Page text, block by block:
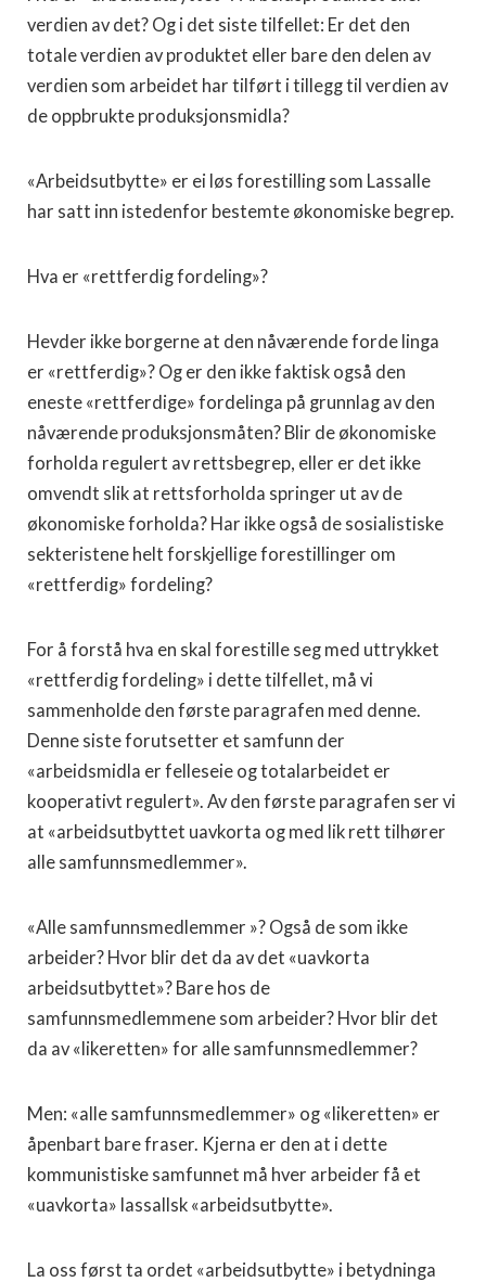
verdien av det? Og i det siste tilfellet: Er det den
totale verdien av produktet eller bare den delen av
verdien som arbeidet har tilført i tillegg til verdien av
de oppbrukte produksjonsmidla?
«Arbeidsutbytte» er ei løs forestilling som Lassalle
har satt inn istedenfor bestemte økonomiske begrep.
Hva er «rettferdig fordeling»?
Hevder ikke borgerne at den nåværende forde linga
er «rettferdig»? Og er den ikke faktisk også den
eneste «rettferdige» fordelinga på grunnlag av den
nåværende produksjonsmåten? Blir de økonomiske
forholda regulert av rettsbegrep, eller er det ikke
omvendt slik at rettsforholda springer ut av de
økonomiske forholda? Har ikke også de sosialistiske
sekteristene helt forskjellige forestillinger om
«rettferdig» fordeling?
For å forstå hva en skal forestille seg med uttrykket
«rettferdig fordeling» i dette tilfellet, må vi
sammenholde den første paragrafen med denne.
Denne siste forutsetter et samfunn der
«arbeidsmidla er felleseie og totalarbeidet er
kooperativt regulert». Av den første paragrafen ser vi
at «arbeidsutbyttet uavkorta og med lik rett tilhører
alle samfunnsmedlemmer».
«Alle samfunnsmedlemmer »? Også de som ikke
arbeider? Hvor blir det da av det «uavkorta
arbeidsutbyttet»? Bare hos de
samfunnsmedlemmene som arbeider? Hvor blir det
da av «likeretten» for alle samfunnsmedlemmer?
Men: «alle samfunnsmedlemmer» og «likeretten» er
åpenbart bare fraser. Kjerna er den at i dette
kommunistiske samfunnet må hver arbeider få et
«uavkorta» lassallsk «arbeidsutbytte».
La oss først ta ordet «arbeidsutbytte» i betydninga